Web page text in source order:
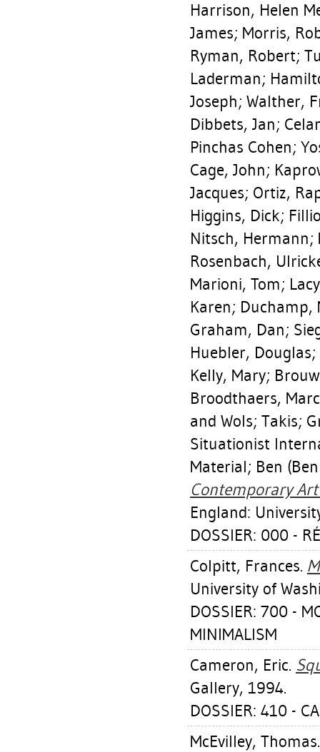
Harrison, Helen
James; Morris,
Ryman, Robert;
Laderman;
Joseph; Walther,
Dibbets, Jan;
Pinchas Cohen;
Cage, John;
Jacques; Ortiz,
Higgins, Dick;
Nitsch, Hermann;
Rosenbach,
Marioni, Tom;
Karen; Duchamp,
Graham, Dan;
Huebler, Douglas;
Kelly, Mary;
Broodthaers,
and Wols; Takis;
Situationist
Material; Ben
Contemporary
England:
DOSSIER: 000 -
Colpitt, Frances.
University of
DOSSIER: 700 -
MINIMALISM
Cameron, Eric.
Gallery, 1994.
DOSSIER: 410 -
McEvilley, Thomas